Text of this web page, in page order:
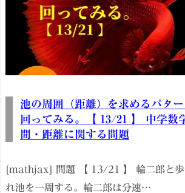
池の周囲（距離）を求めるパタ
回ってみる。【 13/21 】 中学数
間・距離に関する問題
[mathjax] 問題 【 13/21 】 輪二郎と歩
れ池を一周する。輪二郎は分速…